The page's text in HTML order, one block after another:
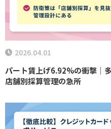
パート賃上げ6.92%の衝撃｜
店舗別採算管理の急所
2026.04.01